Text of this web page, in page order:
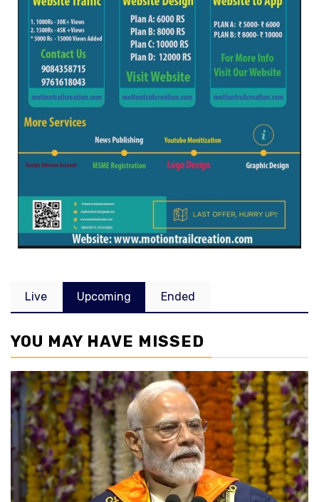
Live Upcoming Ended
YOU MAY HAVE MISSED